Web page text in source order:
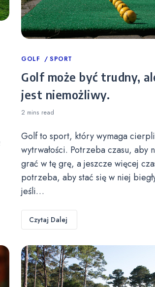
Categories
GOLF SPORT
Golf może być trudny,
jest niemożliwy.
2 mins read
Golf to sport, który wymaga
wytrwałości. Potrzeba czasu, aby
grać w tę grę, a jeszcze więcej
potrzeba, aby stać się w niej
jeśli…
Czytaj Dalej